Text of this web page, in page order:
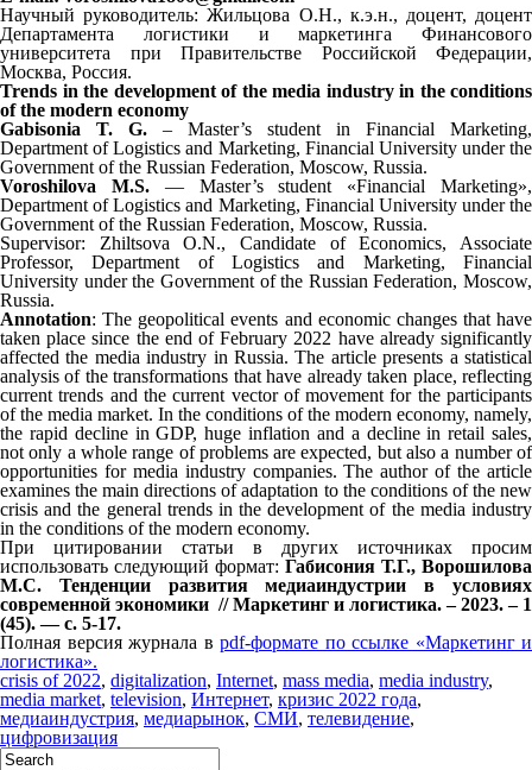
Научный руководитель: Жильцова О.Н., к.э.н., доцент, доцент
Департамента логистики и маркетинга Финансового
университета при Правительстве Российской Федерации,
Москва, Россия.
Trends in the development of the media industry in the conditions
of the modern economy
Gabisonia T. G. – Master’s student in Financial Marketing,
Department of Logistics and Marketing, Financial University under the
Government of the Russian Federation, Moscow, Russia.
Voroshilova M.S.— Master’s student «Financial Marketing»,
Department of Logistics and Marketing, Financial University under the
Government of the Russian Federation, Moscow, Russia.
Supervisor: Zhiltsova O.N., Candidate of Economics, Associate
Professor, Department of Logistics and Marketing, Financial
University under the Government of the Russian Federation, Moscow,
Russia.
Annotation: The geopolitical events and economic changes that have
taken place since the end of February 2022 have already significantly
affected the media industry in Russia. The article presents a statistical
analysis of the transformations that have already taken place, reflecting
current trends and the current vector of movement for the participants
of the media market. In the conditions of the modern economy, namely,
the rapid decline in GDP, huge inflation and a decline in retail sales,
not only a whole range of problems are expected, but also a number of
opportunities for media industry companies. The author of the article
examines the main directions of adaptation to the conditions of the new
crisis and the general trends in the development of the media industry
in the conditions of the modern economy.
При цитировании статьи в других источниках просим
использовать следующий формат: Габисония Т.Г., Ворошилова
М.С. Тенденции развития медиаиндустрии в условиях
современной экономики // Маркетинг и логистика. – 2023. – 1
(45). — с. 5-17.
Полная версия журнала в pdf-формате по ссылке «Маркетинг и
логистика».
crisis of 2022, digitalization, Internet, mass media, media industry,
media market, television, Интернет, кризис 2022 года,
медиаиндустрия, медиарынок, СМИ, телевидение,
цифровизация